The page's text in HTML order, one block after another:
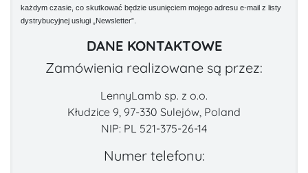
każdym czasie, co skutkować będzie usunięciem mojego adresu e-mail z listy
dystrybucyjnej usługi „Newsletter”.
DANE KONTAKTOWE
Zamówienia realizowane są przez:
LennyLamb sp. z o.o.
Kłudzice 9, 97-330 Sulejów, Poland
NIP: PL 521-375-26-14
Numer telefonu: